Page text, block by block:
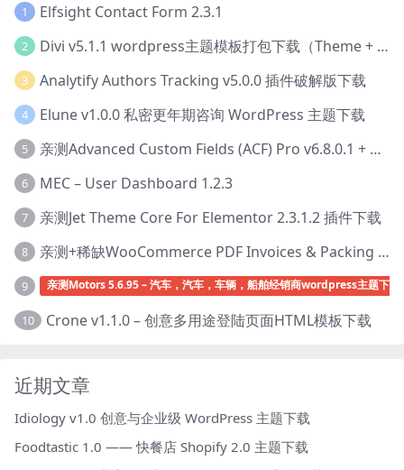
1 Elfsight Contact Form 2.3.1
2 Divi v5.1.1 wordpress主题模板打包下载（Theme + Builder+ Extra Theme + Templates + Layouts + PSD）
3 Analytify Authors Tracking v5.0.0 插件破解版下载
4 Elune v1.0.0 私密更年期咨询 WordPress 主题下载
5 亲测Advanced Custom Fields (ACF) Pro v6.8.0.1 + Advanced Custom Fields: Extended PRO v0.9.2.3 | 网站开发自定义字段插件下载
6 MEC – User Dashboard 1.2.3
7 亲测Jet Theme Core For Elementor 2.3.1.2 插件下载
8 亲测+稀缺WooCommerce PDF Invoices & Packing Slips Professional v2.20.0 + Templates v2.25.1 [by WpOverNight] WooCommerce PDF 发票和装箱单插件下载
9 亲测Motors 5.6.95 – 汽车，汽车，车辆，船舶经销商wordpress主题下载
10 Crone v1.1.0 – 创意多用途登陆页面HTML模板下载
近期文章
Idiology v1.0 创意与企业级 WordPress 主题下载
Foodtastic 1.0 —— 快餐店 Shopify 2.0 主题下载